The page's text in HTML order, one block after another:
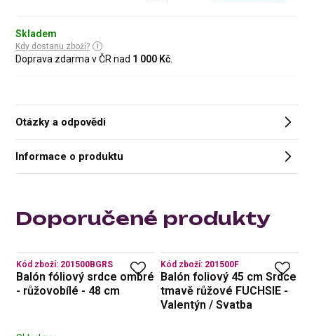
Skladem
Kdy dostanu zboží?
Doprava zdarma v ČR nad 1 000 Kč
Otázky a odpovědi
Informace o produktu
Doporučené produkty
Kód zboží: 201500BGRS
Balón fóliový srdce ombré
- růžovobílé - 48 cm
Kód zboží: 201500F
Balón foliový 45 cm Srdce
tmavě růžové FUCHSIE -
Valentýn / Svatba